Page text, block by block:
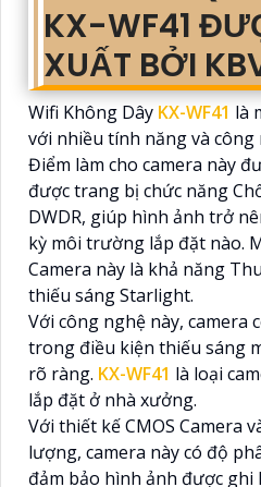
KX-WF41
XUẤT BỞI
Wifi Không Dây KX-WF41 là
với nhiều tính năng và công
Điểm làm cho camera này
được trang bị chức năng
DWDR, giúp hình ảnh trở
kỳ môi trường lắp đặt nào.
Camera này là khả năng
thiếu sáng Starlight.
Với công nghệ này, camera
trong điều kiện thiếu sáng
rõ ràng. KX-WF41 là loại
lắp đặt ở nhà xưởng.
Với thiết kế CMOS Camera
lượng, camera này có độ
đảm bảo hình ảnh được